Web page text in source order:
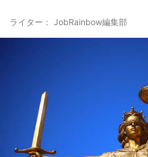
ライター： JobRainbow編集部